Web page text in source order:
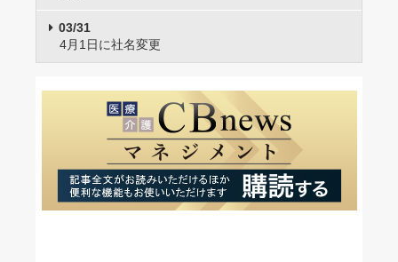
03/31
4月1日に社名変更